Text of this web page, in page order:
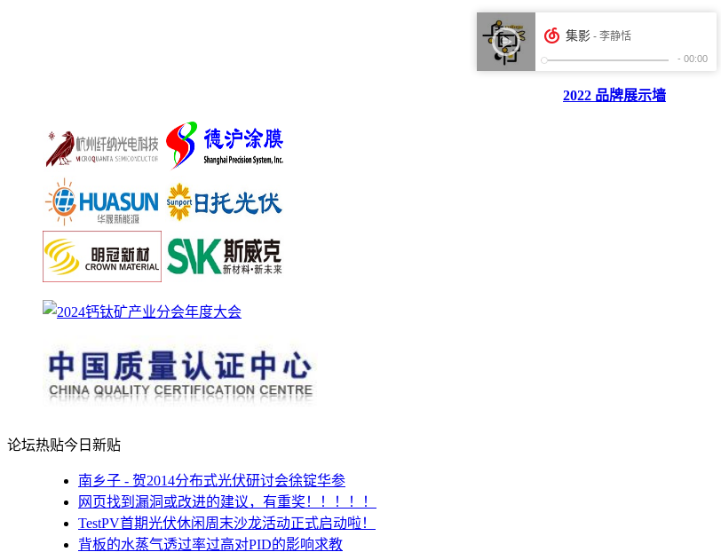
2022 品牌展示墙
论坛热贴今日新贴
南乡子 - 贺2014分布式光伏研讨会徐锭华参
网页找到漏洞或改进的建议，有重奖！！！！！
TestPV首期光伏休闲周末沙龙活动正式启动啦！
背板的水蒸气透过率过高对PID的影响求教